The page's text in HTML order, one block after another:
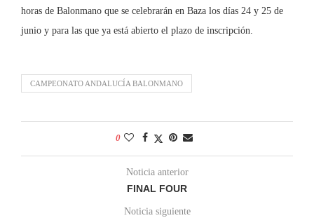
horas de Balonmano que se celebrarán en Baza los días 24 y 25 de
junio y para las que ya está abierto el plazo de inscripción.
CAMPEONATO ANDALUCÍA BALONMANO
0
Noticia anterior
FINAL FOUR
Noticia siguiente